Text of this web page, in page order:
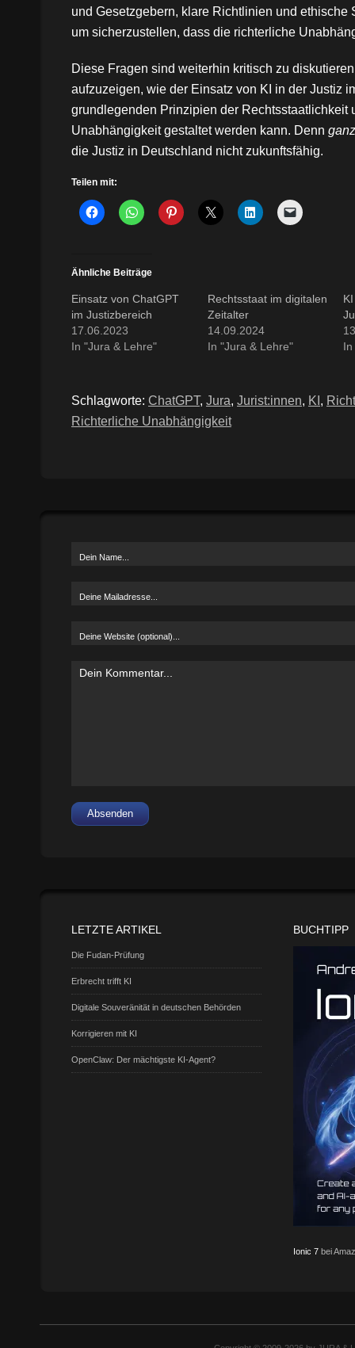
und Gesetzgebern, klare Richtlinien und ethische
um sicherzustellen, dass die richterliche
Diese Fragen sind weiterhin kritisch zu
aufzuzeigen, wie der Einsatz von KI in der Justiz
grundlegenden Prinzipien der Rechtsstaatlichkeit
Unabhängigkeit gestaltet werden kann. Denn
die Justiz in Deutschland nicht zukunftsfähig.
Teilen mit:
Ähnliche Beiträge
Einsatz von ChatGPT
im Justizbereich
17.06.2023
In "Jura & Lehre"
Rechtsstaat im digitalen
Zeitalter
14.09.2024
In "Jura & Lehre"
Schlagworte: ChatGPT, Jura, Jurist:innen, KI ,
Richterliche Unabhängigkeit
Absenden
LETZTE ARTIKEL
Die Fudan-Prüfung
Erbrecht trifft KI
Digitale Souveränität in deutschen Behörden
Korrigieren mit KI
OpenClaw: Der mächtigste KI-Agent?
BUCHTIPP
Ionic 7 bei